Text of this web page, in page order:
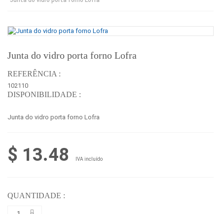
Junta do vidro porta forno Lofra
REFERÊNCIA :
102110
DISPONIBILIDADE :
Junta do vidro porta forno Lofra
$ 13.48 IVA incluído
QUANTIDADE :